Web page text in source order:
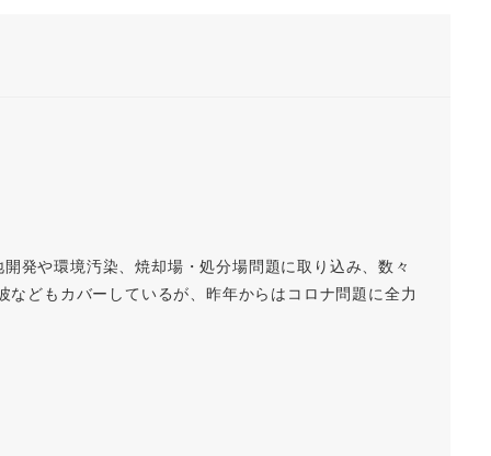
発や環境汚染、焼却場・処分場問題に取り込み、数々
どもカバーしているが、昨年からはコロナ問題に全力